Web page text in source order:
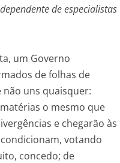
de especialistas
um Governo
de folhas de
não uns quaisquer:
o mesmo que
e chegarão às
votando
concedo; de